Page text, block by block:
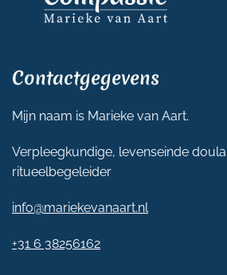
Contactgegevens
Mijn naam is Marieke van Aart.
Verpleegkundige, levenseinde
ritueelbegeleider
info@mariekevanaart.nl
+31 6 38256162